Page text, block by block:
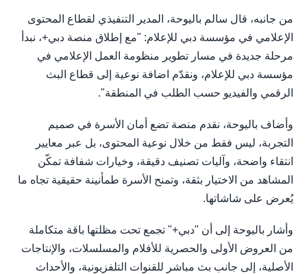
من جانبه، قال سالم باليوحة، المدير التنفيذي لقطاع المحتوى
الإعلامي في مؤسسة دبي للإعلام: "مع إطلاق منصة دبي+، نبدأ
مرحلة جديدة في مسار تطوير منظومة العمل الإعلامي في
مؤسسة دبي للإعلام، ونقدّم اضافة نوعية إلى قطاع البث
الرقمي والفيديو حسب الطلب في المنطقة".
وأضاف باليوحة، نقدم منصة تضع أمان الأسرة في صميم
التجربة، ليس فقط من خلال نوعية المحتوى، بل عبر معايير
انتقاء واضحة، وآليات تصنيف دقيقة، وخيارات شفافة تمكّن
المشاهد من الاختيار بثقة، وتمنح الأسرة طمأنينة حقيقية تجاه ما
يُعرض على شاشاتها.
وأشار باليوحة إلى أن "دبي+" تجمع تحت مظلتها باقة متكاملة
من العروض الأولى والحصرية للأفلام والمسلسلات، والإنتاجات
الأصلية، إلى جانب بث مباشر للقنوات التلفزيونية، والأحداث